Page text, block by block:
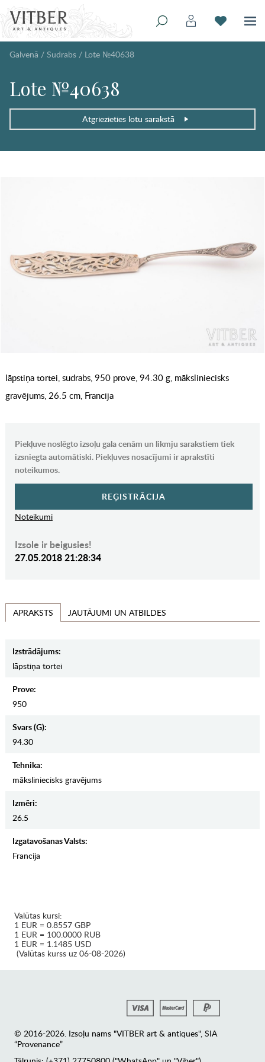
Galvenā / Sudrabs / Lote №40638
Lote №40638
Atgriezieties lotu sarakstā
lāpstiņa tortei, sudrabs, 950 prove, 94.30 g, māksliniecisks
gravējums, 26.5 cm, Francija
Piekļuve noslēgto izsoļu gala cenām un likmju sarakstiem tiek
izsniegta automātiski. Piekļuves nosacījumi ir aprakstīti
noteikumos.
REĢISTRĀCIJA
Noteikumi
Izsole ir beigusies!
27.05.2018 21:28:34
APRAKSTS JAUTĀJUMI UN ATBILDES
Izstrādājums:
lāpstiņa tortei
Prove:
950
Svars (g):
94.30
Tehnika:
māksliniecisks gravējums
Izmēri:
26.5
Izgatavošanas Valsts:
Francija
Valūtas kursi:
1 EUR = 0.8557 GBP
1 EUR = 100.0000 RUB
1 EUR = 1.1485 USD
(Valūtas kurss uz 06-08-2026)
© 2016-2026. Izsoļu nams "VITBER art & antiques", SIA
“Provenance”